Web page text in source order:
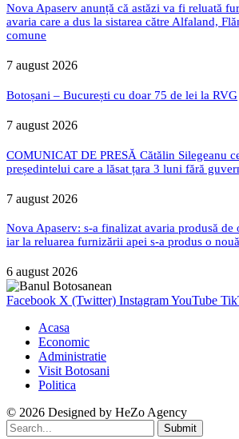
Nova Apaserv anunță că astăzi va fi reluată
avaria care a dus la sistarea către Alfaland,
comune
7 august 2026
Botoșani – București cu doar 75 de lei la RVG
7 august 2026
COMUNICAT DE PRESĂ Cătălin Silegeanu
președintelui care a lăsat țara 3 luni fără
7 august 2026
Nova Apaserv: s-a finalizat avaria produsă
iar la reluarea furnizării apei s-a produs o
6 august 2026
Facebook X (Twitter) InstagramYouTube
Acasa
Economic
Administratie
Visit Botosani
Politica
© 2026 Designed by HeZo Agency
Submit